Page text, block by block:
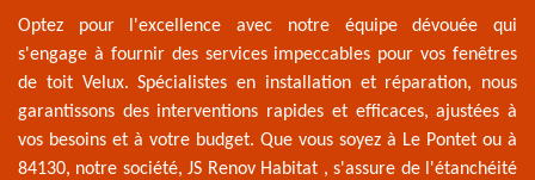
Optez pour l'excellence avec notre équipe dévouée qui
s'engage à fournir des services impeccables pour vos fenêtres
de toit Velux. Spécialistes en installation et réparation, nous
garantissons des interventions rapides et efficaces, ajustées à
vos besoins et à votre budget. Que vous soyez à Le Pontet ou à
84130, notre société, JS Renov Habitat , s'assure de l'étanchéité